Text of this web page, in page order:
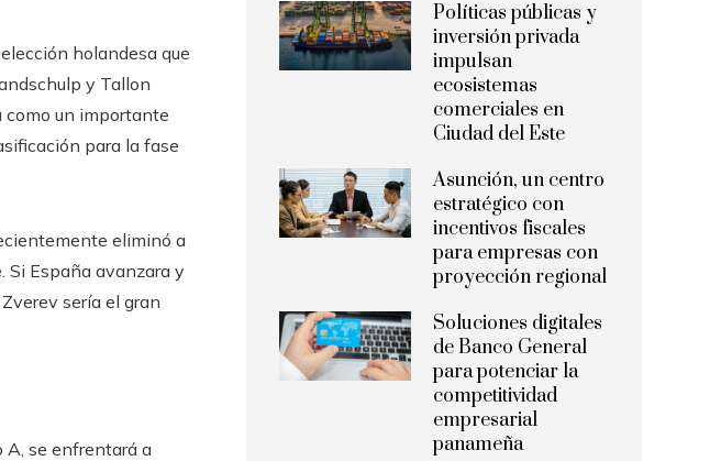
holandesa que
y Tallon
como un importante
para la fase
eliminó a
Si España avanzara y
sería el gran
A, se enfrentará a
Políticas públicas y
inversión privada
impulsan
ecosistemas
comerciales en
Ciudad del Este
Asunción, un centro
estratégico con
incentivos fiscales
para empresas con
proyección regional
Soluciones digitales
de Banco General
para potenciar la
competitividad
empresarial
panameña